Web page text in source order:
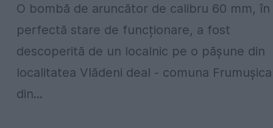
O bombă de aruncător de calibru 60 mm, în
perfectă stare de funcționare, a fost
descoperită de un localnic pe o pășune din
localitatea Vlădeni deal - comuna Frumușica
din...